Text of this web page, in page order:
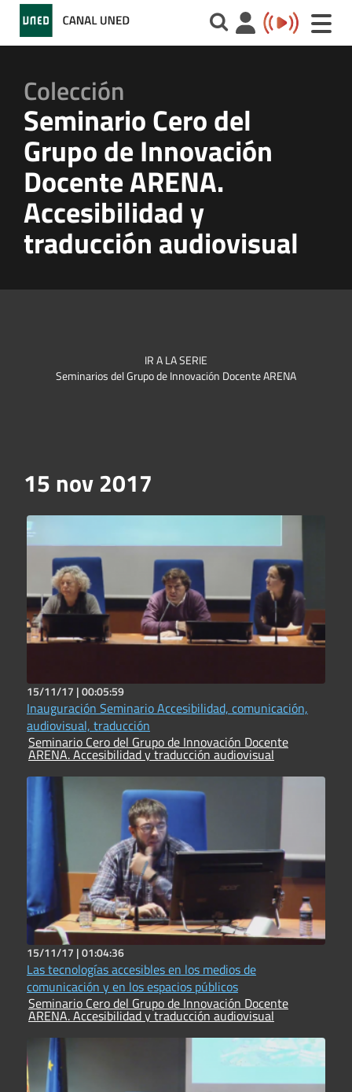
Toggle
Colección
Seminario Cero del
Grupo de Innovación
Docente ARENA.
Accesibilidad y
traducción audiovisual
IR A LA SERIE
Seminarios del Grupo de Innovación Docente ARENA
15 nov 2017
15/11/17 |00:05:59
Inauguración Seminario Accesibilidad, comunicación,
audiovisual, traducción
Seminario Cero del Grupo de Innovación Docente
ARENA. Accesibilidad y traducción audiovisual
15/11/17 |01:04:36
Las tecnologías accesibles en los medios de
comunicación y en los espacios públicos
Seminario Cero del Grupo de Innovación Docente
ARENA. Accesibilidad y traducción audiovisual